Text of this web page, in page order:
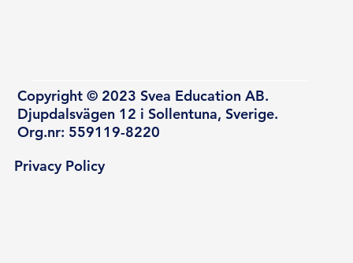
Copyright © 2023 Svea Education AB.
Djupdalsvägen 12 i Sollentuna, Sverige.
Org.nr: 559119-8220
Privacy Policy